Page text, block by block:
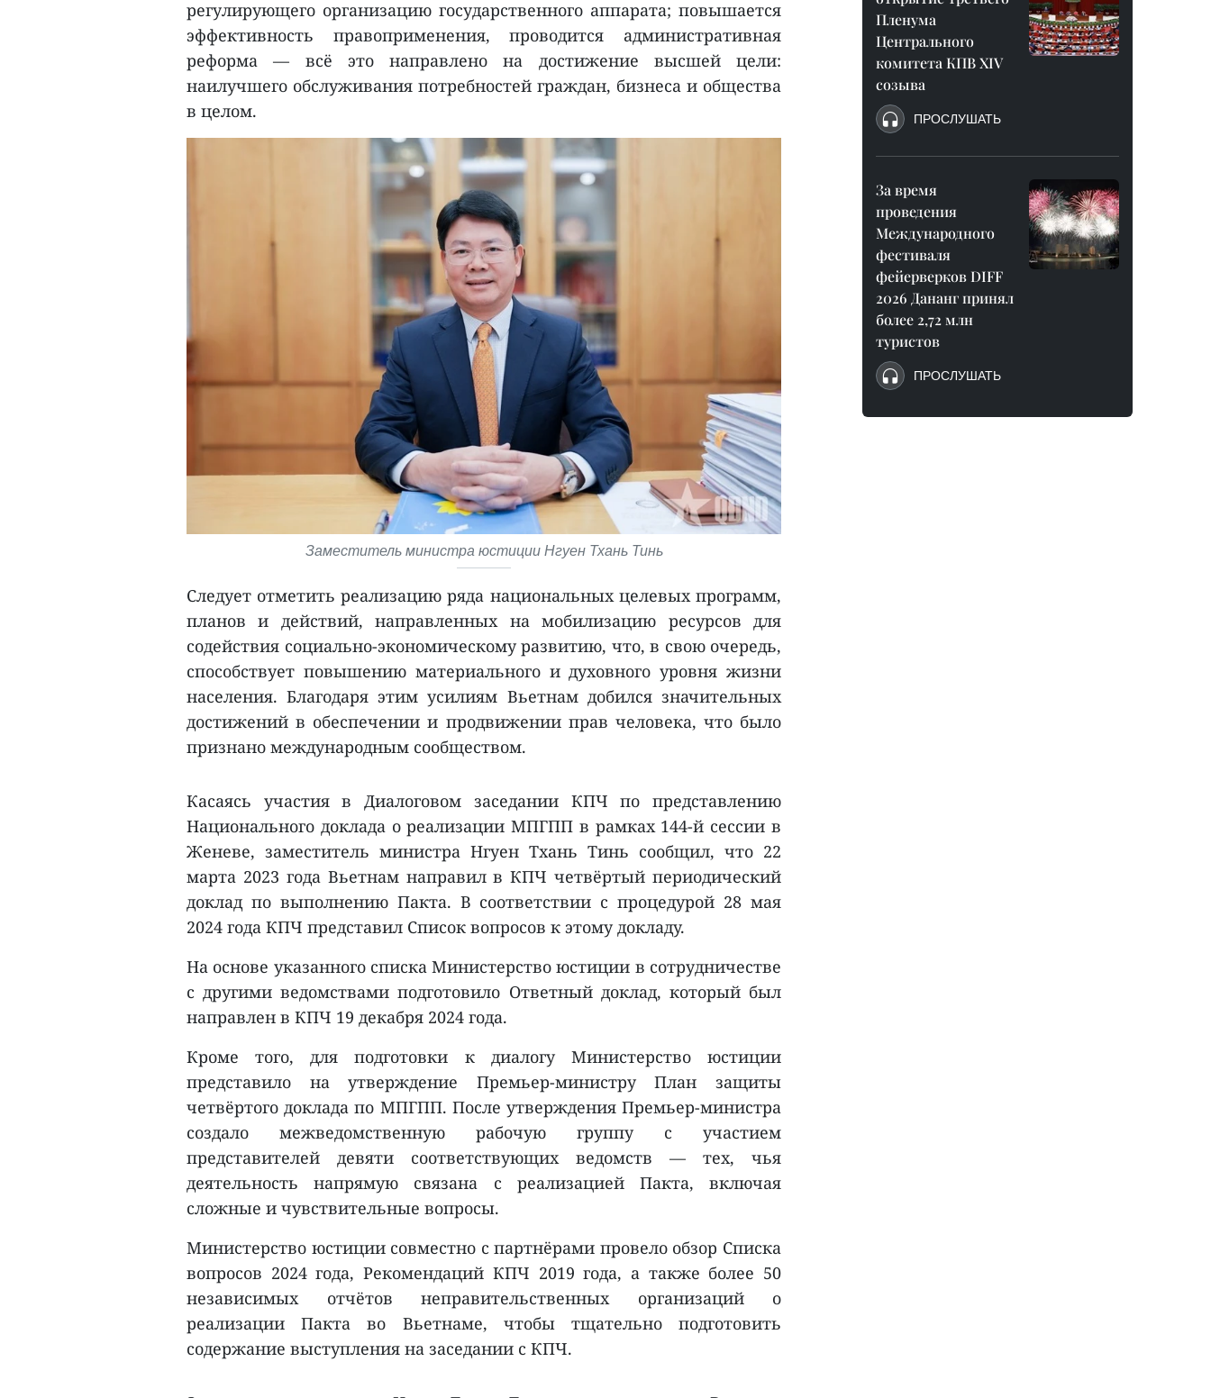
регулирующего организацию государственного аппарата; повышается
эффективность правоприменения, проводится административная
реформа — всё это направлено на достижение высшей цели:
наилучшего обслуживания потребностей граждан, бизнеса и общества
в целом.
Заместитель министра юстиции Нгуен Тхань Тинь
Следует отметить реализацию ряда национальных целевых программ,
планов и действий, направленных на мобилизацию ресурсов для
содействия социально-экономическому развитию, что, в свою очередь,
способствует повышению материального и духовного уровня жизни
населения. Благодаря этим усилиям Вьетнам добился значительных
достижений в обеспечении и продвижении прав человека, что было
признано международным сообществом.
Касаясь участия в Диалоговом заседании КПЧ по представлению
Национального доклада о реализации МПГПП в рамках 144-й сессии в
Женеве, заместитель министра Нгуен Тхань Тинь сообщил, что 22
марта 2023 года Вьетнам направил в КПЧ четвёртый периодический
доклад по выполнению Пакта. В соответствии с процедурой 28 мая
2024 года КПЧ представил Список вопросов к этому докладу.
На основе указанного списка Министерство юстиции в сотрудничестве
с другими ведомствами подготовило Ответный доклад, который был
направлен в КПЧ 19 декабря 2024 года.
Кроме того, для подготовки к диалогу Министерство юстиции
представило на утверждение Премьер-министру План защиты
четвёртого доклада по МПГПП. После утверждения Премьер-министра
создало межведомственную рабочую группу с участием
представителей девяти соответствующих ведомств — тех, чья
деятельность напрямую связана с реализацией Пакта, включая
сложные и чувствительные вопросы.
Министерство юстиции совместно с партнёрами провело обзор Списка
вопросов 2024 года, Рекомендаций КПЧ 2019 года, а также более 50
независимых отчётов неправительственных организаций о
реализации Пакта во Вьетнаме, чтобы тщательно подготовить
содержание выступления на заседании с КПЧ.
Пленума
Центрального
комитета КПВ XIV
созыва
ПРОСЛУШАТЬ
За время
проведения
Международного
фестиваля
фейерверков DIFF
2026 Дананг принял
более 2,72 млн
туристов
ПРОСЛУШАТЬ